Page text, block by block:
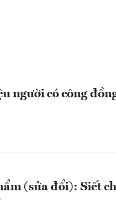
người có công
(sửa đổi): Siết